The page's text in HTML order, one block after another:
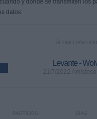
y dónde se transmiten los
datos:
ÚLTIMO
Levante -
21/7/2022
DÍAS
PARTIDOS